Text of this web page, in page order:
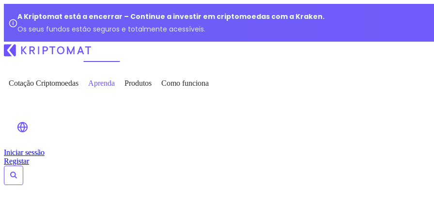
A Kriptomat está a encerrar – Continue a investir em criptomoedas com a Kraken.
Os seus fundos estão seguros e totalmente acessíveis.
Cotação Criptomoedas Aprenda Produtos Como funciona
Iniciar sessão
Registar